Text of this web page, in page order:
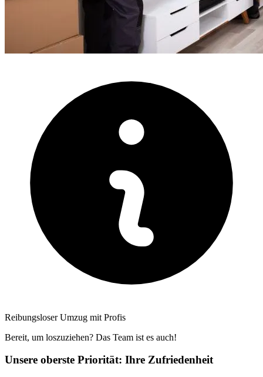
Reibungsloser Umzug mit Profis
Bereit, um loszuziehen? Das Team ist es auch!
Unsere oberste Priorität: Ihre Zufriedenheit